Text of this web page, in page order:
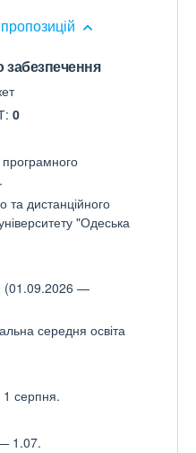
забезпечення
0
програмного
та дистанційного
"Одеська
(01.09.2026 —
середня освіта
серпня.
— 1.07.